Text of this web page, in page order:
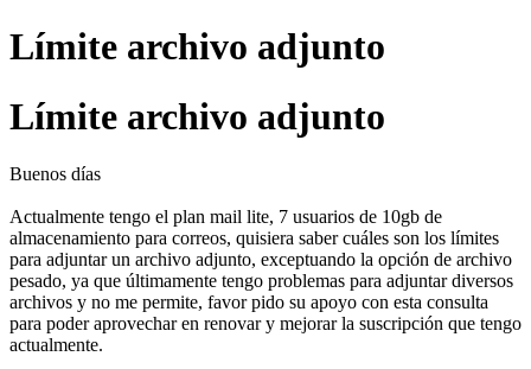
Límite archivo adjunto
Límite archivo adjunto
Buenos días
Actualmente tengo el plan mail lite, 7 usuarios de 10gb de
almacenamiento para correos, quisiera saber cuáles son los límites
para adjuntar un archivo adjunto, exceptuando la opción de archivo
pesado, ya que últimamente tengo problemas para adjuntar diversos
archivos y no me permite, favor pido su apoyo con esta consulta
para poder aprovechar en renovar y mejorar la suscripción que tengo
actualmente.